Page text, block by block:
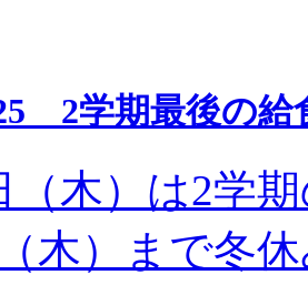
25 2学期最後の
（木）は2学
木）まで冬